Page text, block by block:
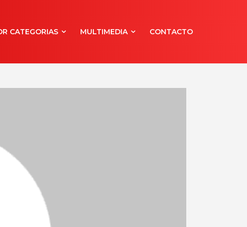
CATEGORIAS MULTIMEDIA CONTACTO